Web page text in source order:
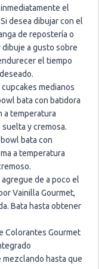
el
desea dibujar con el
de repostería o
a gusto sobre
el tiempo
medianos
bata con batidora
a temperatura
y cremosa.
bata con
a temperatura
de a poco el
Vainilla Gourmet,
Bata hasta obtener
Colorantes Gourmet
hasta que